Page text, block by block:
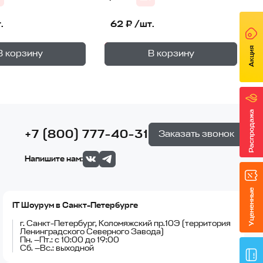
корзину
—
62 ₽ /шт.
В корзину
В корзине —
+7 (800) 777-40-31 Заказать звонок
Напишите нам:
IT Шоурум в Санкт-Петербурге
г. Санкт-Петербург, Коломяжский пр.10Э (территория
Ленинградского Северного Завода)
Пн. —Пт.: с 10:00 до 19:00
Сб. —Вс.: выходной
Акция
Распродажа
Уцененные